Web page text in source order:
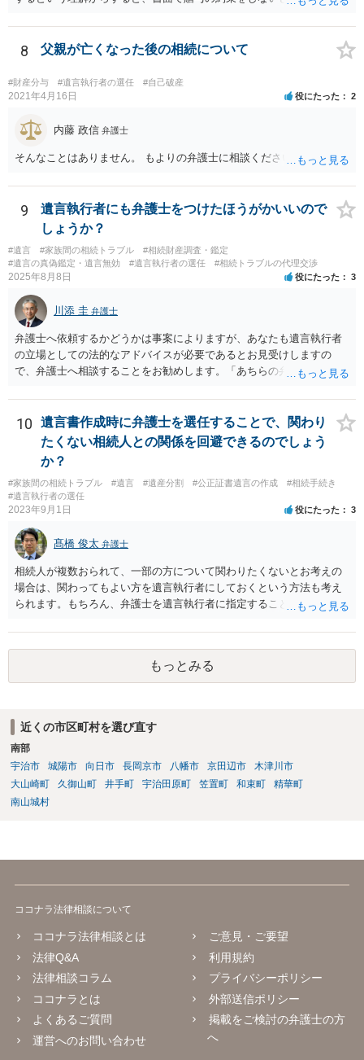
ことは困難です。 くれぐれも今後お気をつけください。 弁護士に対応
を依頼されるのも悪くはありませんが、感情的な理由が強いと思いま
8 父親が亡くなった後の相続について
#財産分与 #遺言執行者の選任 #自己破産
2021年4月16日 役にたった 2
内藤 政信 弁護士
そんなことはありません。 もよりの弁護士に相談ください。
9
遺言執行者にも弁護士をつけたほうがかいいので
しょうか？
#遺言 #家族間の相続トラブル
#相続財産調査・鑑定
#遺言の真偽鑑定・遺言無効
#遺言執行者の選任 #相続トラブルの代理交渉
2025年8月8日 役にたった 3
川添 圭 弁護士
弁護士へ依頼するかどうかは事案によりますが、あなたも遺言執行者
の立場としての法的なアドバイスが必要であるとお見受けしますの
で、弁護士へ相談することをお勧めします。「あちらの弁護士」（元
誘導しかしてこないと思います。
10
遺言書作成時に弁護士を選任することで、関わり
たくない相続人との関係を回避できるのでしょう
か？
#家族間の相続トラブル #遺言 #遺産分割 #公正証書遺言の作成
#相続手続き
#遺言執行者の選任
2023年9月1日 役にたった 3
髙橋 俊太 弁護士
相続人が複数おられて、一部の方について関わりたくないとお考えの
場合は、関わってもよい方を遺言執行者にしておくという方法も考え
られます。もちろん、弁護士を遺言執行者に指定することもできます
方に再委任の権限を付与しておくという方法もあります。 一度、弁護
士に直接ご相談されることをお勧めいたします。
もっとみる
近くの市区町村を選び直す
南部
宇治市
城陽市 向日市 長岡京市 八幡市 京田辺市
木津川市
大山崎町
久御山町 井手町 宇治田原町 笠置町 和束町
精華町
南山城村
ココナラ法律相談について
ココナラ法律相談とは
法律Q&A
法律相談コラム
ココナラとは
よくあるご質問
運営へのお問い合わせ
ご意見・ご要望
利用規約
プライバシーポリシー
外部送信ポリシー
掲載をご検討の弁護士の方
へ